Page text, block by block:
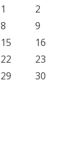
1
2
8
9
15
16
22
23
29
30